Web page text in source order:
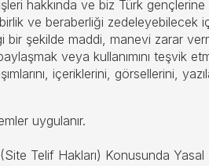
hakkında ve biz Türk
ve beraberliği zedeleyebilecek
bir şekilde maddi, manevi zarar
veya kullanımını teşvik
içeriklerini, görsellerini,
uygulanır.
Telif Hakları) Konusunda